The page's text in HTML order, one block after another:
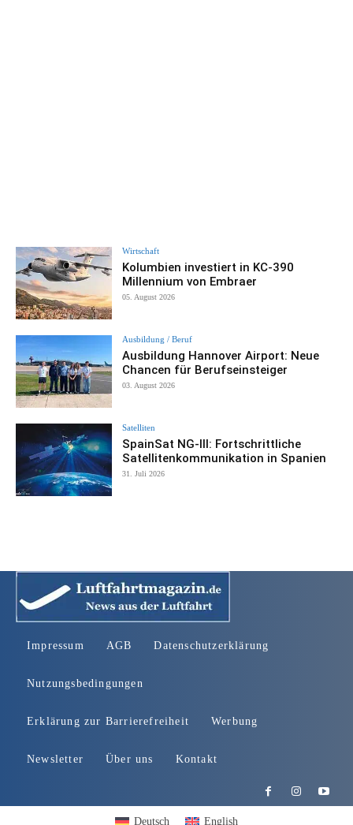
Wirtschaft
Kolumbien investiert in KC-390
Millennium von Embraer
05. August 2026
Ausbildung / Beruf
Ausbildung Hannover Airport: Neue
Chancen für Berufseinsteiger
03. August 2026
Satelliten
SpainSat NG-III: Fortschrittliche
Satellitenkommunikation in Spanien
31. Juli 2026
Impressum AGB Datenschutzerklärung
Nutzungsbedingungen
Erklärung zur Barrierefreiheit Werbung
Newsletter Über uns Kontakt
Deutsch English